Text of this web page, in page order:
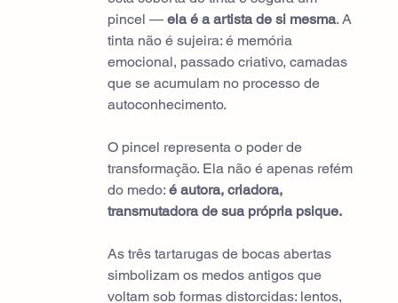
pincel — ela é a artista de si mesma. A
tinta não é sujeira: é memória
emocional, passado criativo, camadas
que se acumulam no processo de
autoconhecimento.
O pincel representa o poder de
transformação. Ela não é apenas refém
do medo: é autora, criadora,
transmutadora de sua própria psique.
As três tartarugas de bocas abertas
simbolizam os medos antigos que
voltam sob formas distorcidas: lentos,